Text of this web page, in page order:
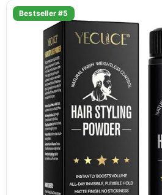
Bestseller #5